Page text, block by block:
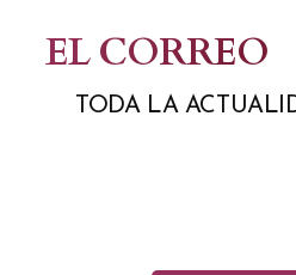
contenido
EL CORREO
TODA LA